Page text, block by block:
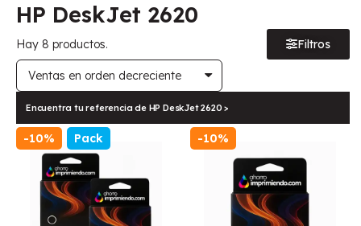
HP DeskJet 2620
Hay 8 productos. Filtros
Encuentra tu referencia de HP DeskJet 2620 >
-10% Pack -10%